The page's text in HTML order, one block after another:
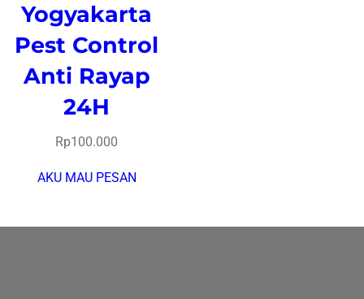
Yogyakarta
Pest Control
Anti Rayap
24H
Rp100.000
AKU MAU PESAN